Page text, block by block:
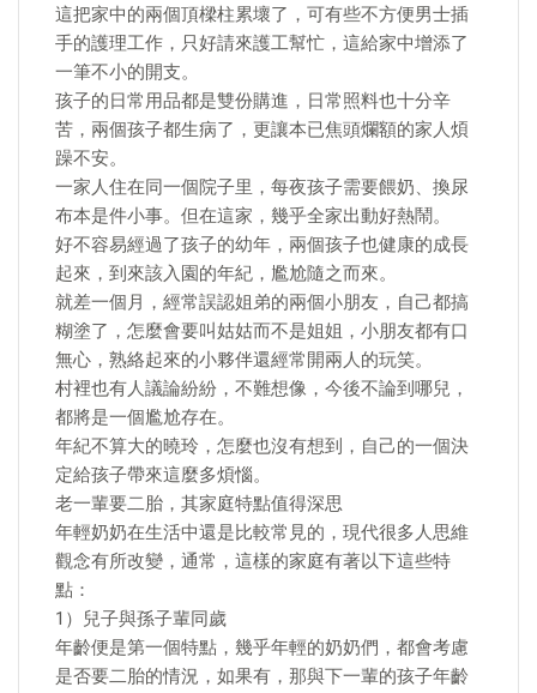
這把家中的兩個頂樑柱累壞了，可有些不方便男士插
手的護理工作，只好請來護工幫忙，這給家中增添了
一筆不小的開支。
孩子的日常用品都是雙份購進，日常照料也十分辛
苦，兩個孩子都生病了，更讓本已焦頭爛額的家人煩
躁不安。
一家人住在同一個院子里，每夜孩子需要餵奶、換尿
布本是件小事。但在這家，幾乎全家出動好熱鬧。
好不容易經過了孩子的幼年，兩個孩子也健康的成長
起來，到來該入園的年紀，尷尬隨之而來。
就差一個月，經常誤認姐弟的兩個小朋友，自己都搞
糊塗了，怎麼會要叫姑姑而不是姐姐，小朋友都有口
無心，熟絡起來的小夥伴還經常開兩人的玩笑。
村裡也有人議論紛紛，不難想像，今後不論到哪兒，
都將是一個尷尬存在。
年紀不算大的曉玲，怎麼也沒有想到，自己的一個決
定給孩子帶來這麼多煩惱。
老一輩要二胎，其家庭特點值得深思
年輕奶奶在生活中還是比較常見的，現代很多人思維
觀念有所改變，通常，這樣的家庭有著以下這些特
點：
1）兒子與孫子輩同歲
年齡便是第一個特點，幾乎年輕的奶奶們，都會考慮
是否要二胎的情況，如果有，那與下一輩的孩子年齡